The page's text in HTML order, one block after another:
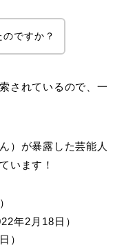
ですか？
されているので、一
）が暴露した芸能人
います！
年2月18日）
）